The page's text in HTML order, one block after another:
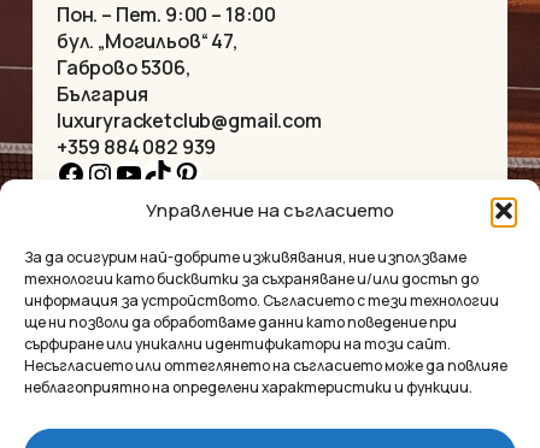
Управление на съгласието
За да осигурим най-добрите изживявания, ние използваме
технологии като бисквитки за съхраняване и/или достъп до
информация за устройството. Съгласието с тези технологии
ще ни позволи да обработваме данни като поведение при
сърфиране или уникални идентификатори на този сайт.
Несъгласието или оттеглянето на съгласието може да повлияе
неблагоприятно на определени характеристики и функции.
Пон. – Пет. 9:00 – 18:00
бул. „Могильов“ 47,
Габрово 5306,
България
luxuryracketclub@gmail.com
+359 884 082 939
Facebook
Instagram
YouTube
TikTok
Pinterest
НАЧАЛО
ЗА НАС
МАГАЗИНЪТ
КОНТАКТ
КОЛЕКЦИИ
КОЛИЕТА
ГРИВНИ
ВИСУЛКИ
ОБЕЦИ
АКСЕСОАРИ
ПОВЕРИТЕЛНОСТ
УСЛОВИЯ